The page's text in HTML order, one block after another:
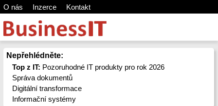
O nás Inzerce Kontakt
Nepřehlédněte:
Top z IT: Pozoruhodné IT produkty pro rok 2026
Správa dokumentů
Digitální transformace
Informační systémy